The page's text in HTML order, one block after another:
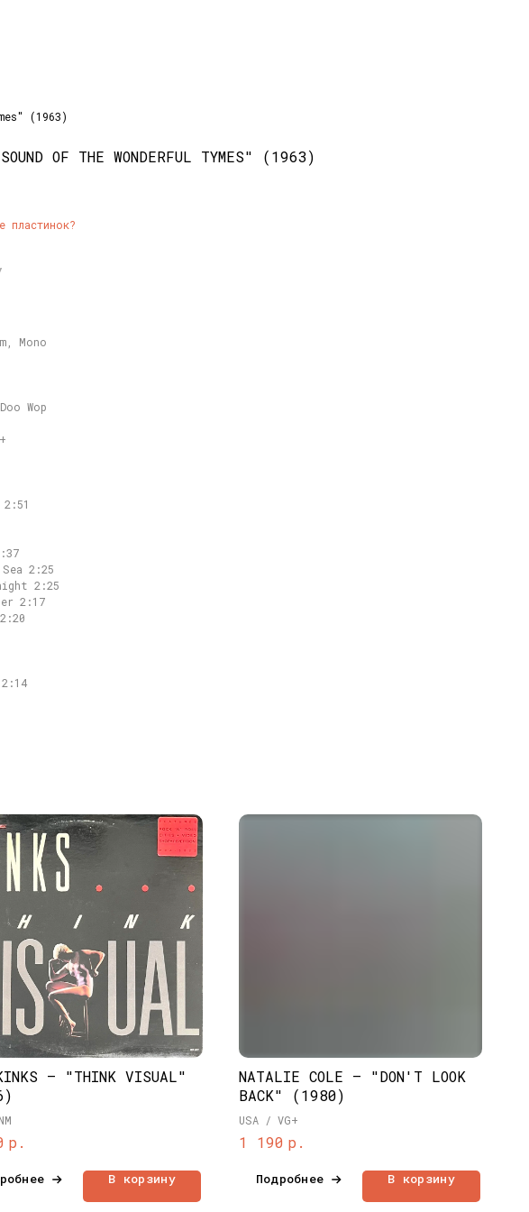
(1963)
OF THE WONDERFUL TYMES" (1963)
пластинок?
Mono
Wop
2:25
2:25
2:17
– "THINK VISUAL"
р.
В корзину
NATALIE COLE – "DON'T LOOK
BACK" (1980)
USA / VG+
1 190 р.
Подробнее В корзину